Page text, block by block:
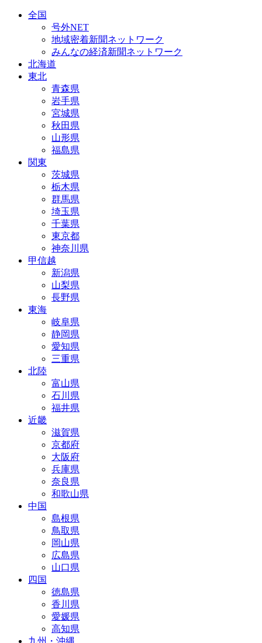
全国
号外NET
地域密着新聞ネットワーク
みんなの経済新聞ネットワーク
北海道
東北
青森県
岩手県
宮城県
秋田県
山形県
福島県
関東
茨城県
栃木県
群馬県
埼玉県
千葉県
東京都
神奈川県
甲信越
新潟県
山梨県
長野県
東海
岐阜県
静岡県
愛知県
三重県
北陸
富山県
石川県
福井県
近畿
滋賀県
京都府
大阪府
兵庫県
奈良県
和歌山県
中国
島根県
鳥取県
岡山県
広島県
山口県
四国
徳島県
香川県
愛媛県
高知県
九州・沖縄